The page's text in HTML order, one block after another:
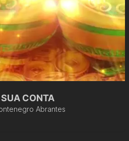
CONTA
Abrantes